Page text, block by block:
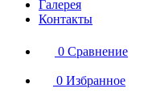
Галерея
Контакты
0 Сравнение
0 Избранное